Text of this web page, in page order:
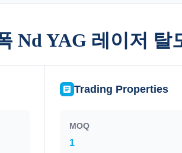
Nd YAG 레이저 탈
Nd YAG 레이저 탈
Trading Properties
MOQ
1